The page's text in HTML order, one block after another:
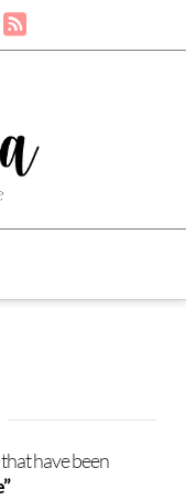
have been